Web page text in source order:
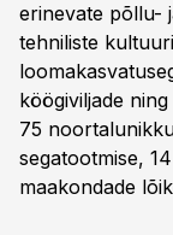
erinevate põllu-
tehniliste
köögiviljade
75
segatootmise,
maakondade